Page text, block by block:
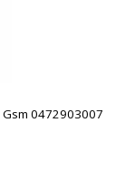
Gsm 0472903007